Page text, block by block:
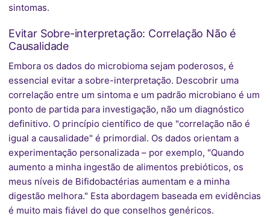
sintomas.
Evitar Sobre-interpretação: Correlação Não é
Causalidade
Embora os dados do microbioma sejam poderosos, é
essencial evitar a sobre-interpretação. Descobrir uma
correlação entre um sintoma e um padrão microbiano é um
ponto de partida para investigação, não um diagnóstico
definitivo. O princípio científico de que "correlação não é
igual a causalidade" é primordial. Os dados orientam a
experimentação personalizada – por exemplo, "Quando
aumento a minha ingestão de alimentos prebióticos, os
meus níveis de Bifidobactérias aumentam e a minha
digestão melhora." Esta abordagem baseada em evidências
é muito mais fiável do que conselhos genéricos.